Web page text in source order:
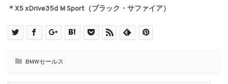
＊X5 xDrive35d M Sport（ブラック・サファイア）
BMWセールス